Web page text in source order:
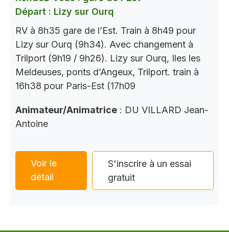
Départ : Lizy sur Ourq
RV à 8h35 gare de l’Est. Train à 8h49 pour
Lizy sur Ourq (9h34). Avec changement à
Trilport (9h19 / 9h26). Lizy sur Ourq, Iles les
Meldeuses, ponts d’Angeux, Trilport. train à
16h38 pour Paris-Est (17h09
Animateur/Animatrice : DU VILLARD Jean-
Antoine
Voir le
détail
S'inscrire à un essai
gratuit